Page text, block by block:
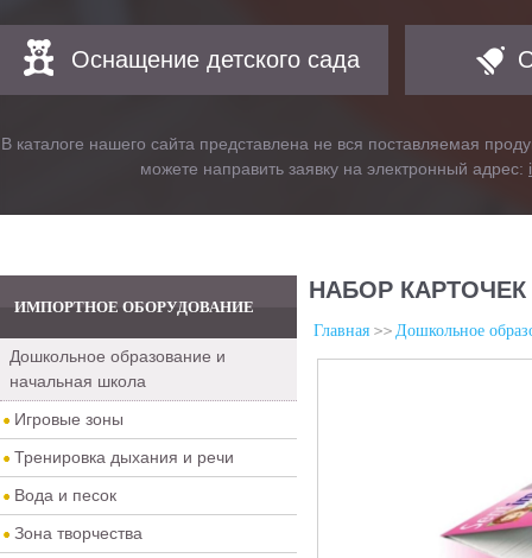
Оснащение детского сада
В каталоге нашего сайта представлена не вся поставляемая
можете направить заявку на электронный адрес:
ИМПОРТНОЕ ОБОРУДОВАНИЕ
Дошкольное образование и
начальная школа
Игровые зоны
Тренировка дыхания и речи
Вода и песок
Зона творчества
НАБОР
Главная Дошкольное